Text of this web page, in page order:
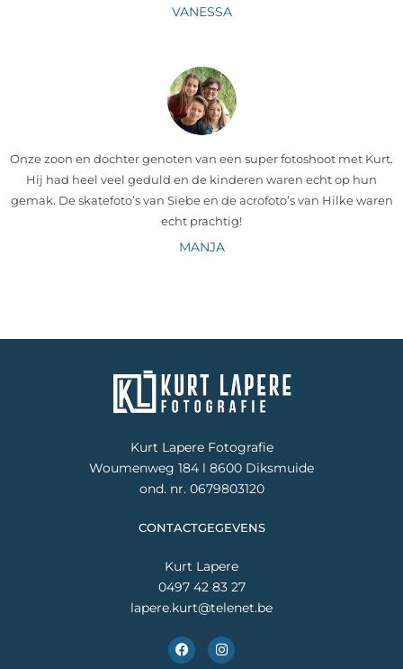
VANESSA
Onze zoon en dochter genoten van een super fotoshoot met Kurt.
Hij had heel veel geduld en de kinderen waren echt op hun
gemak. De skatefoto’s van Siebe en de acrofoto’s van Hilke waren
echt prachtig!
MANJA
Kurt Lapere Fotografie
Woumenweg 184 l 8600 Diksmuide
ond. nr. 0679803120
CONTACTGEGEVENS
Kurt Lapere
0497 42 83 27
lapere.kurt@telenet.be
F
a
I
n